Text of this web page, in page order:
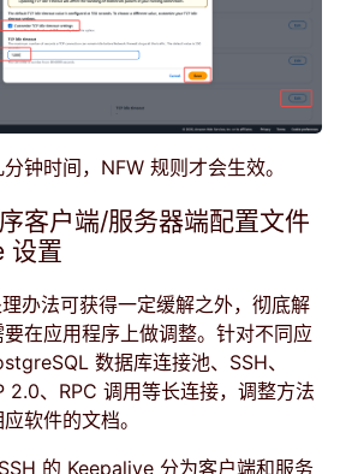
钟时间，NFW 规则才会生效。
客户端/服务器端配置文件
设置
办法可获得一定缓解之外，彻底解
在应用程序上做调整。针对不同应
数据库连接池、SSH、
、RPC 调用等长连接，调整方法
软件的文档。
的 Keepalive 分为客户端和服务